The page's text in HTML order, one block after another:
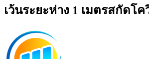
เว้นระยะห่าง 1 เมตรสกัดโ